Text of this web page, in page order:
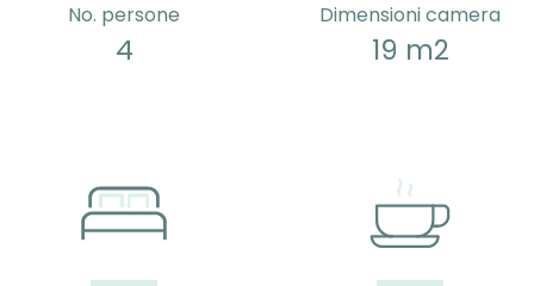
4
No. persone
19 m2
Dimensioni camera